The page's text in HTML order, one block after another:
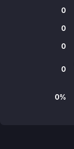
0
0
0
0
0%